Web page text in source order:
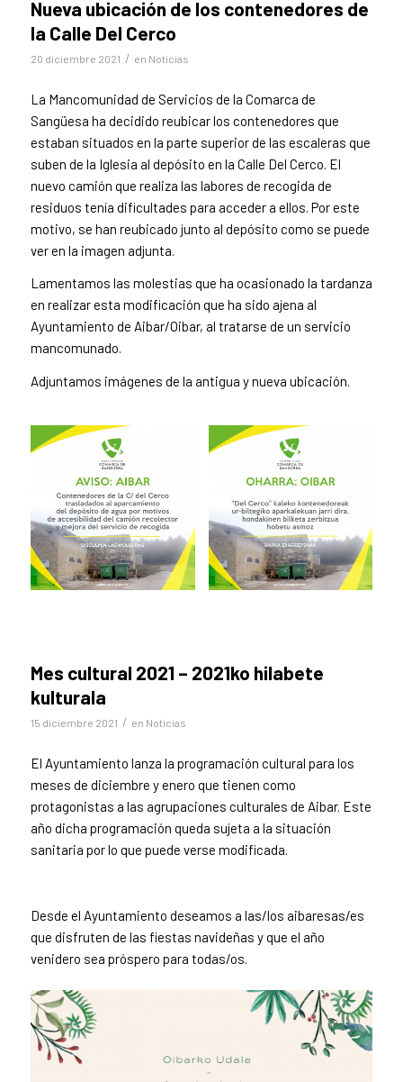
Nueva ubicación de los contenedores de
la Calle Del Cerco
20 diciembre 2021 / en Noticias
La Mancomunidad de Servicios de la Comarca de
Sangüesa ha decidido reubicar los contenedores que
estaban situados en la parte superior de las escaleras que
suben de la Iglesia al depósito en la Calle Del Cerco. El
nuevo camión que realiza las labores de recogida de
residuos tenía dificultades para acceder a ellos. Por este
motivo, se han reubicado junto al depósito como se puede
ver en la imagen adjunta.
Lamentamos las molestias que ha ocasionado la tardanza
en realizar esta modificación que ha sido ajena al
Ayuntamiento de Aibar/Oibar, al tratarse de un servicio
mancomunado.
Adjuntamos imágenes de la antigua y nueva ubicación.
Mes cultural 2021 – 2021ko hilabete
kulturala
15 diciembre 2021 / en Noticias
El Ayuntamiento lanza la programación cultural para los
meses de diciembre y enero que tienen como
protagonistas a las agrupaciones culturales de Aibar. Este
año dicha programación queda sujeta a la situación
sanitaria por lo que puede verse modificada.
Desde el Ayuntamiento deseamos a las/los aibaresas/es
que disfruten de las fiestas navideñas y que el año
venidero sea próspero para todas/os.